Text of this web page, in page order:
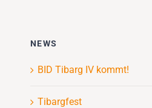
NEWS
BID Tibarg IV kommt!
Tibargfest